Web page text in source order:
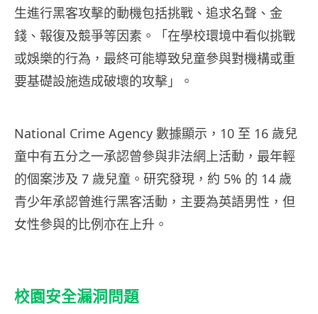
生進行黑客攻擊的動機包括挑戰、追求名聲、金
錢、報復及競爭等因素。「在學校環境中看似挑戰
或娛樂的行為，最終可能導致兒童參與對機構或重
要基礎設施造成破壞的攻擊」。
National Crime Agency 數據顯示，10 至 16 歲兒
童中有五分之一承認曾參與非法網上活動，最年輕
的個案涉及 7 歲兒童。研究發現，約 5% 的 14 歲
青少年承認曾進行黑客活動，主要為英語男性，但
女性參與的比例亦在上升。
校園安全漏洞問題